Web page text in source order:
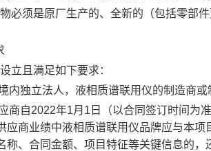
必须是原厂生产的、全新的（包括零部
立且满足如下要求：
内独立法人， 液相质谱联用仪的制造商
商自2022年1月1日（以合同签订时间为
应商业绩中液相质谱联用仪品牌应与本项
称、合同金额、项目特征等关键信息的